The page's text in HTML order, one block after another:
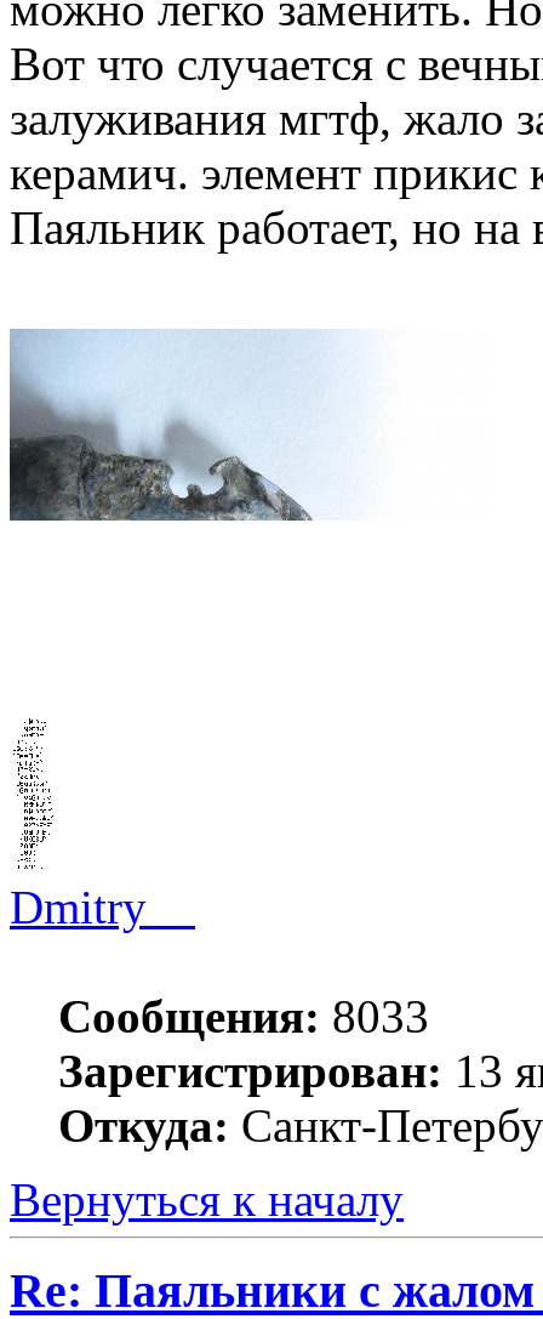
Вот что случается с
залуживания мгтф, жало
керамич. элемент прикис
Паяльник работает, но
Dmitry__
Сообщения: 8033
Зарегистрирован: 13
Откуда: Санкт-
Вернуться к началу
Re: Паяльники с жалом